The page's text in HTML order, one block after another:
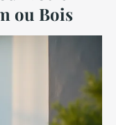
ou Bois